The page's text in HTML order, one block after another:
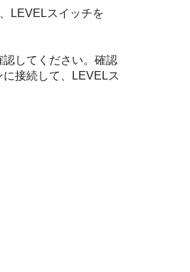
LEVELスイッチを
してください。確認
接続して、LEVELス